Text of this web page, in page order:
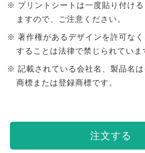
プリントシートは一度貼り付け
ますので、ご注意ください。
著作権があるデザインを許可な
することは法律で禁じられていま
記載されている会社名、製品名
商標または登録商標です。
注文する